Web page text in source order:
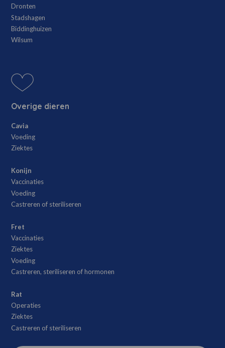
Dronten
Stadshagen
Biddinghuizen
Wilsum
Overige dieren
Cavia
Voeding
Ziektes
Konijn
Vaccinaties
Voeding
Castreren of steriliseren
Fret
Vaccinaties
Ziektes
Voeding
Castreren, steriliseren of hormonen
Rat
Operaties
Ziektes
Castreren of steriliseren